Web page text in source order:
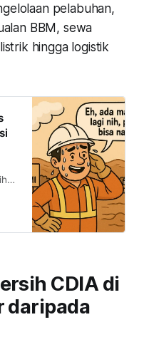
pelabuhan,
BBM, sewa
hingga logistik
CDIA di
daripada